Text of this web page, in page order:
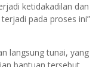
ketidakadilan dan
pada proses ini”
langsung tunai, yang